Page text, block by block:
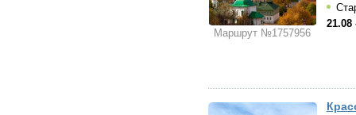
Маршрут №1757956
21.08